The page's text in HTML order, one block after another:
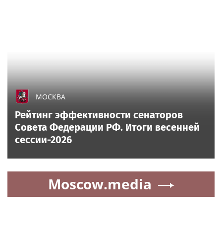
МОСКВА
Рейтинг эффективности сенаторов
Совета Федерации РФ. Итоги весенней
сессии-2026
Moscow.media